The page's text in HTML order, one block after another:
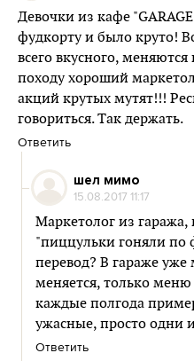
Девочки из кафе
фудкорту и было круто!
всего вкусного,
походу хороший
акций крутых мутят!!!
говориться. Так держать.
Ответить
шел мимо
15.08.2017 11:17
Маркетолог из гаража,
"пиццульки гоняли по
перевод? В гараже
меняется, только меню
каждые полгода
ужасные, просто одни
Ответить